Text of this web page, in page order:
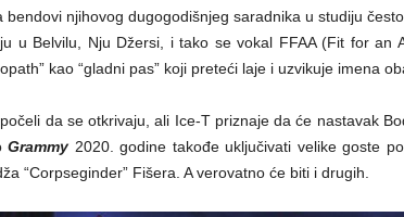
bendovi njihovog dugogodišnjeg saradnika u studiju
u Belvilu, Nju Džersi, i tako se vokal FFAA (Fit for an
kao “gladni pas” koji preteći laje i uzvikuje imena
da se otkrivaju, ali Ice-T priznaje da će nastavak
Grammy 2020. godine takođe uključivati velike goste
“Corpseginder” Fišera. A verovatno će biti i drugih.